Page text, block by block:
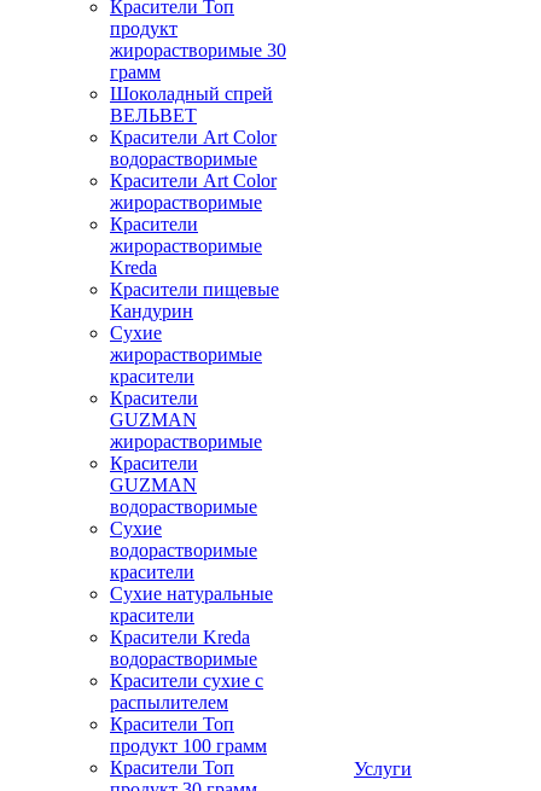
Красители Топ
продукт
жирорастворимые 30
грамм
Шоколадный спрей
ВЕЛЬВЕТ
Красители Art Color
водорастворимые
Красители Art Color
жирорастворимые
Красители
жирорастворимые
Kreda
Красители пищевые
Кандурин
Сухие
жирорастворимые
красители
Красители
GUZMAN
жирорастворимые
Красители
GUZMAN
водорастворимые
Сухие
водорастворимые
красители
Сухие натуральные
красители
Красители Kreda
водорастворимые
Красители сухие с
распылителем
Красители Топ
продукт 100 грамм
Красители Топ
Услуги